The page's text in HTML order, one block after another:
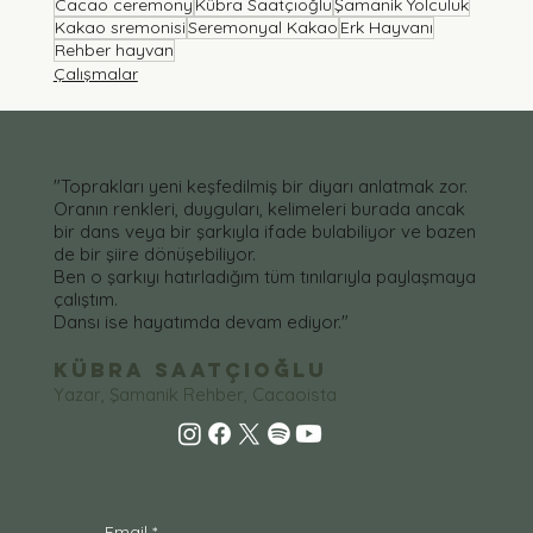
Cacao ceremony Kübra SaatçıoğluŞamanik Yolculuk
Kakao sremonisiSeremonyal Kakao Erk Hayvanı
Rehber hayvan
Çalışmalar
"Toprakları yeni keşfedilmiş bir diyarı anlatmak zor.
Oranın renkleri, duyguları, kelimeleri burada ancak
bir dans veya bir şarkıyla ifade bulabiliyor ve bazen
de bir şiire dönüşebiliyor.
Ben o şarkıyı hatırladığım tüm tınılarıyla paylaşmaya
çalıştım.
Dansı ise hayatımda devam ediyor."
KÜBRA SAATÇIOĞLU
Yazar, Şamanik Rehber, Cacaoista